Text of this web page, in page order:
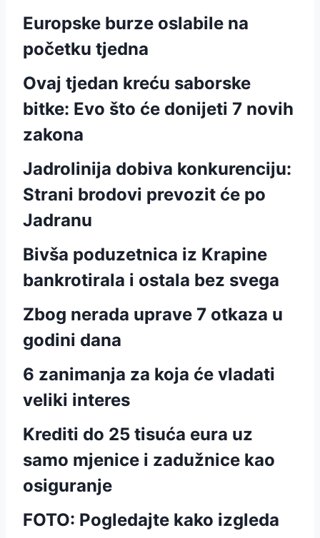
Europske burze oslabile na
početku tjedna
Ovaj tjedan kreću saborske
bitke: Evo što će donijeti 7 novih
zakona
Jadrolinija dobiva konkurenciju:
Strani brodovi prevozit će po
Jadranu
Bivša poduzetnica iz Krapine
bankrotirala i ostala bez svega
Zbog nerada uprave 7 otkaza u
godini dana
6 zanimanja za koja će vladati
veliki interes
Krediti do 25 tisuća eura uz
samo mjenice i zadužnice kao
osiguranje
FOTO: Pogledajte kako izgleda